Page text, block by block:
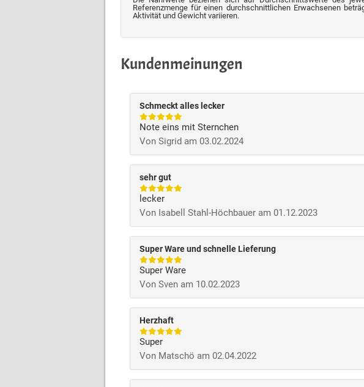
Referenzmenge für einen durchschnittlichen Erwachsenen
Aktivität und Gewicht variieren.
Kundenmeinungen
Schmeckt alles lecker
Note eins mit Sternchen
Von Sigrid am 03.02.2024
sehr gut
lecker
Von Isabell Stahl-Höchbauer am 01.12.2023
Super Ware und schnelle Lieferung
Super Ware
Von Sven am 10.02.2023
Herzhaft
Super
Von Matschö am 02.04.2022